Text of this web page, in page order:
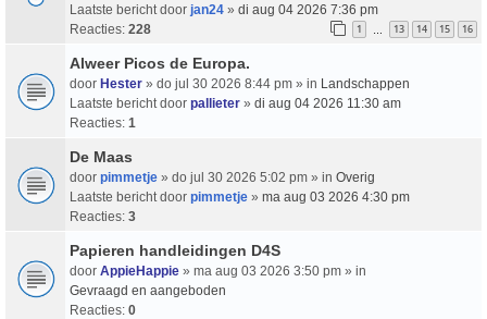
Laatste bericht door jan24 » di aug 04 2026 7:36 pm
Reacties: 228 1 … 13 14 15 16
Alweer Picos de Europa.
door Hester » do jul 30 2026 8:44 pm » in Landschappen
Laatste bericht door pallieter » di aug 04 2026 11:30 am
Reacties: 1
De Maas
door pimmetje » do jul 30 2026 5:02 pm » in Overig
Laatste bericht door pimmetje » ma aug 03 2026 4:30 pm
Reacties: 3
Papieren handleidingen D4S
door AppieHappie » ma aug 03 2026 3:50 pm » in
Gevraagd en aangeboden
Reacties: 0